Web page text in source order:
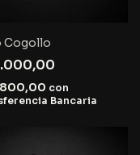
Cogollo
con
Bancaria